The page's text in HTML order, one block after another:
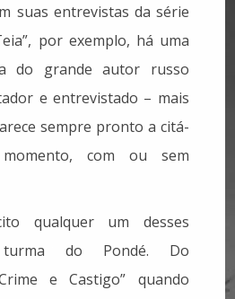
suas entrevistas da série
por exemplo, há uma
do grande autor russo
e entrevistado – mais
sempre pronto a citá-
com ou sem
qualquer um desses
do Pondé. Do
e Castigo” quando